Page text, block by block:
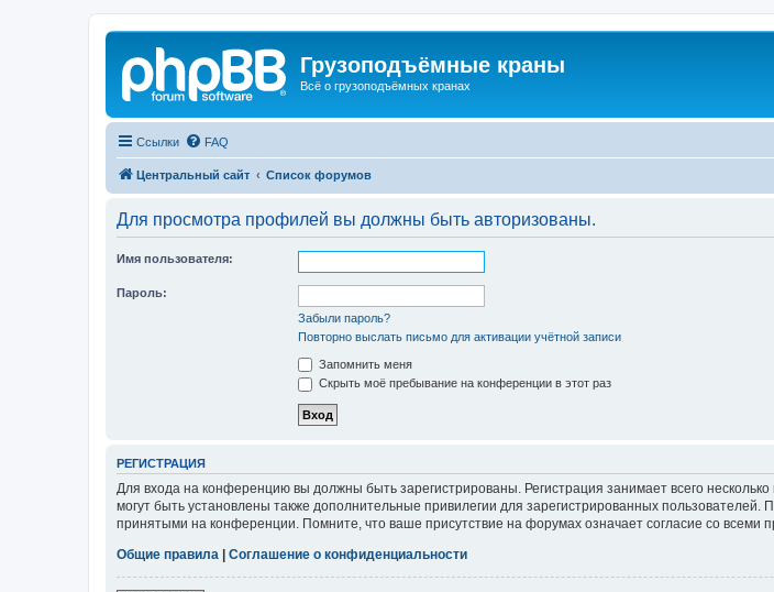
Грузоподъёмные краны
Всё о грузоподъёмных кранах
Ссылки FAQ
Центральный сайт Список форумов
Для просмотра профилей вы должны быть авторизованы.
Имя пользователя:
Пароль:
Забыли пароль?
Повторно выслать письмо для активации учётной записи
Запомнить меня
Скрыть моё пребывание на конференции в этот раз
РЕГИСТРАЦИЯ
Для входа на конференцию вы должны быть зарегистрированы. Регистрация занимает всего
могут быть установлены также дополнительные привилегии для зарегистрированных
принятыми на конференции. Помните, что ваше присутствие на форумах означает согласие со всеми
Общие правила
Соглашение о конфиденциальности